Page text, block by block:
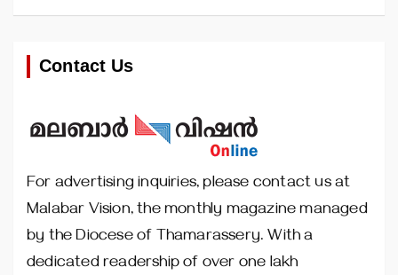
Contact Us
For advertising inquiries, please contact us at
Malabar Vision, the monthly magazine managed
by the Diocese of Thamarassery. With a
dedicated readership of over one lakh